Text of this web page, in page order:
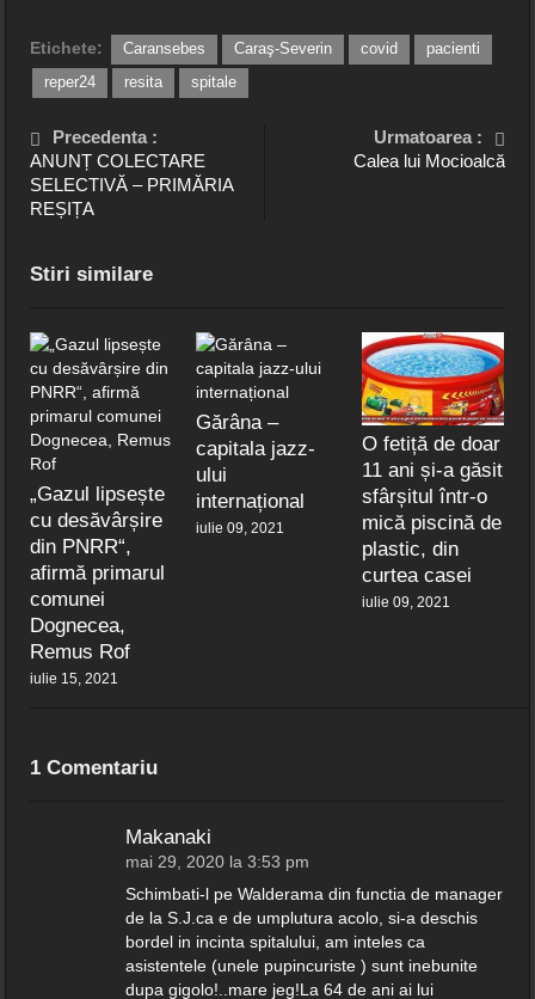
Etichete: Caransebes Caraş-Severin covid
pacienti
reper24
resita spitale
Precedenta :
ANUNȚ COLECTARE
SELECTIVĂ – PRIMĂRIA
REȘIȚA
Urmatoarea :
Calea lui Mocioalcă
Stiri similare
„Gazul lipsește
cu desăvârșire
din PNRR“,
afirmă primarul
comunei
Dognecea,
Remus Rof
iulie 15, 2021
Gărâna –
capitala jazz-
ului
internațional
iulie 09, 2021
O fetiță de doar
11 ani și-a găsit
sfârșitul într-o
mică piscină de
plastic, din
curtea casei
iulie 09, 2021
1 Comentariu
Makanaki
mai 29, 2020 la 3:53 pm
Schimbati-l pe Walderama din functia de manager
de la S.J.ca e de umplutura acolo, si-a deschis
bordel in incinta spitalului, am inteles ca
asistentele (unele pupincuriste ) sunt inebunite
dupa gigolo!..mare jeg!La 64 de ani ai lui